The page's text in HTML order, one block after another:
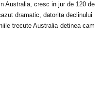
Australia, cresc in jur de 120 de
dramatic, datorita declinului
trecute Australia detinea cam